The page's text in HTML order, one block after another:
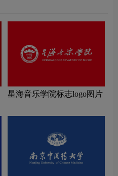
星海音乐学院标志logo图片